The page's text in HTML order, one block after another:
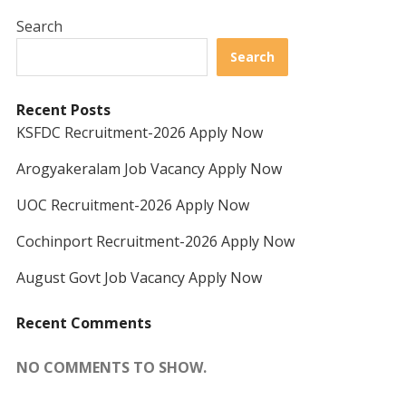
Search
Search
Recent Posts
KSFDC Recruitment-2026 Apply Now
Arogyakeralam Job Vacancy Apply Now
UOC Recruitment-2026 Apply Now
Cochinport Recruitment-2026 Apply Now
August Govt Job Vacancy Apply Now
Recent Comments
NO COMMENTS TO SHOW.